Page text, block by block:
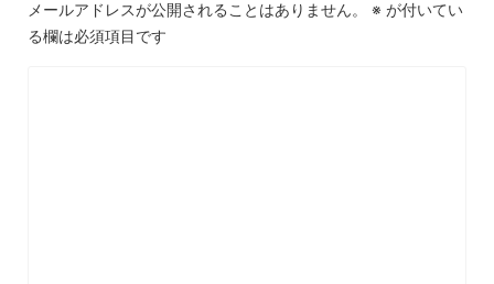
メールアドレスが公開されることはありません。 ※ が付いてい
る欄は必須項目です